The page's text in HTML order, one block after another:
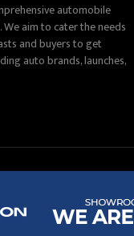
automobile
aim to cater the needs
and buyers to get
auto brands, launches,
©Copyright